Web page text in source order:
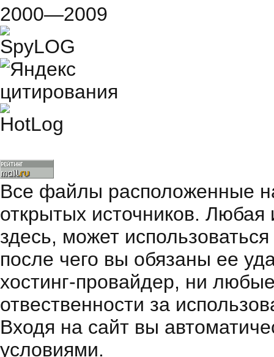
2000—2009
Все файлы расположенные
открытых источников.
здесь, может
после чего вы обязаны ее
хостинг-провайдер, ни
отвественности за
Входя на сайт вы
условиями.